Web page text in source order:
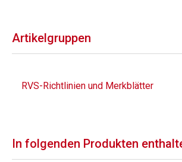
Artikelgruppen
RVS-Richtlinien und Merkblätter
In folgenden Produkten